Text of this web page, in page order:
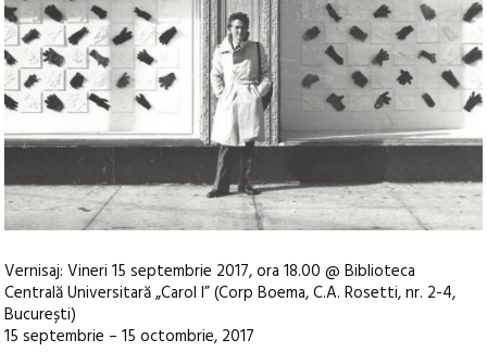
Vernisaj: Vineri 15 septembrie 2017, ora 18.00 @ Biblioteca
Centrală Universitară „Carol I” (Corp Boema, C.A. Rosetti, nr. 2-4,
București)
15 septembrie – 15 octombrie, 2017